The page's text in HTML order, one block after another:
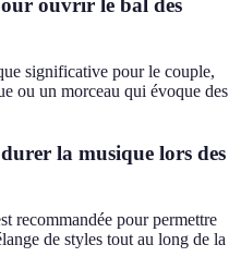
ouvrir le bal des
significative pour le couple,
ou un morceau qui évoque des
la musique lors des
recommandée pour permettre
de styles tout au long de la